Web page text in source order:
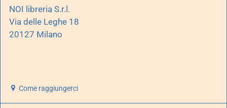
NOI libreria S.r.l.
Via delle Leghe 18
20127 Milano
Come raggiungerci